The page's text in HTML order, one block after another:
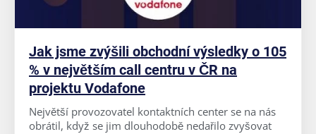
Jak jsme zvýšili obchodní výsledky o 105
% v největším call centru v ČR na
projektu Vodafone
Největší provozovatel kontaktních center se na nás
obrátil, když se jim dlouhodobě nedařilo zvyšovat